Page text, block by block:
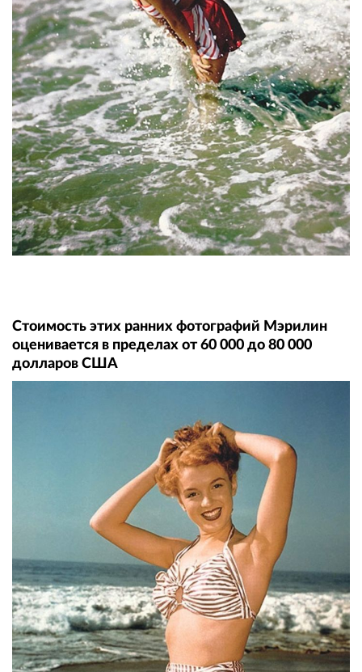
Стоимость этих ранних фотографий Мэрилин
оценивается в пределах от 60 000 до 80 000
долларов США